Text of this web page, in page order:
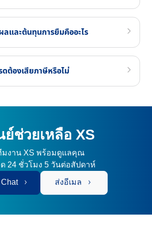
ลและต้นทุนการยืมคืออะไร
ดต้องเสียภาษีหรือไม่
ย์ช่วยเหลือ XS
มงาน XS พร้อมดูแลคุณ
24 ชั่วโมง 5 วันต่อสัปดาห์
Chat ส่งอีเมล